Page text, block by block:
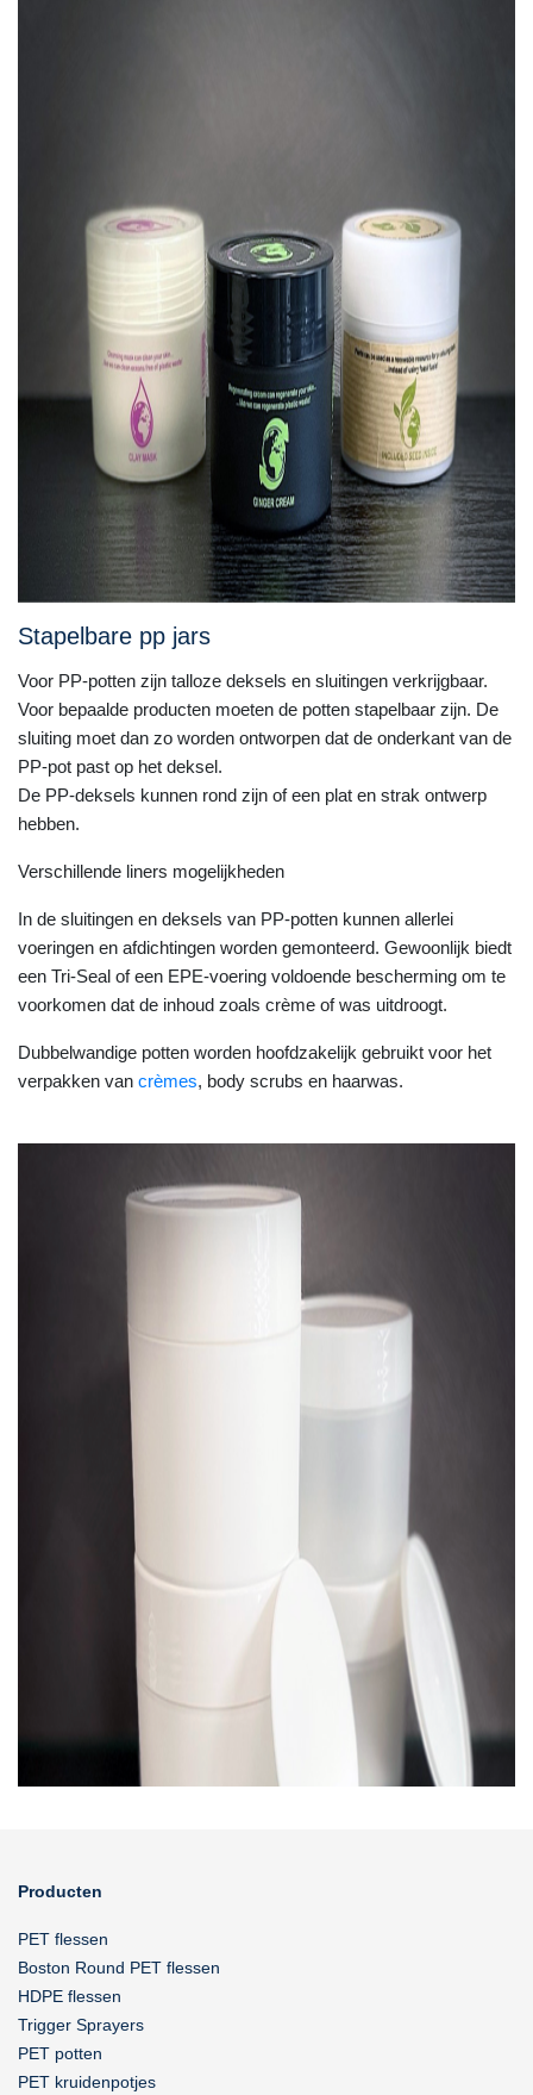
Stapelbare pp jars
Voor PP-potten zijn talloze deksels en sluitingen verkrijgbaar.
Voor bepaalde producten moeten de potten stapelbaar zijn. De
sluiting moet dan zo worden ontworpen dat de onderkant van de
PP-pot past op het deksel.
De PP-deksels kunnen rond zijn of een plat en strak ontwerp
hebben.
Verschillende liners mogelijkheden
In de sluitingen en deksels van PP-potten kunnen allerlei
voeringen en afdichtingen worden gemonteerd. Gewoonlijk biedt
een Tri-Seal of een EPE-voering voldoende bescherming om te
voorkomen dat de inhoud zoals crème of was uitdroogt.
Dubbelwandige potten worden hoofdzakelijk gebruikt voor het
verpakken van crèmes, body scrubs en haarwas.
Producten
PET flessen
Boston Round PET flessen
HDPE flessen
Trigger Sprayers
PET potten
PET kruidenpotjes